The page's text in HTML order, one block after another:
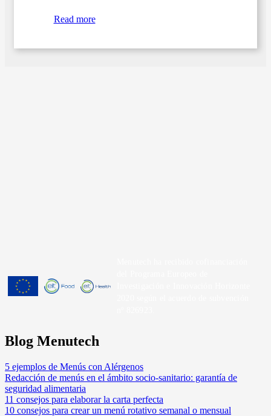
Read more
Blog Menutech
5 ejemplos de Menús con Alérgenos
Redacción de menús en el ámbito socio-sanitario: garantía de
seguridad alimentaria
11 consejos para elaborar la carta perfecta
10 consejos para crear un menú rotativo semanal o mensual